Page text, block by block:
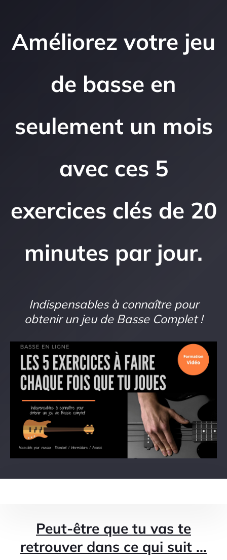
Améliorez votre jeu
de basse en
seulement un mois
avec ces 5
exercices clés de 20
minutes par jour.
Indispensables à connaître pour
obtenir un jeu de Basse Complet !
Peut-être que tu vas te
retrouver dans ce qui suit …